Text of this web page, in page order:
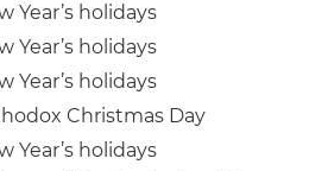
Year’s holidays
Year’s holidays
Year’s holidays
Christmas Day
Year’s holidays